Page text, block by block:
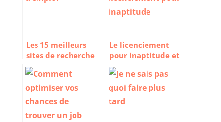
Les 15 meilleurs
sites de recherche
d’emploi en France
en 2026
Le licenciement
pour inaptitude et
le retour au travail